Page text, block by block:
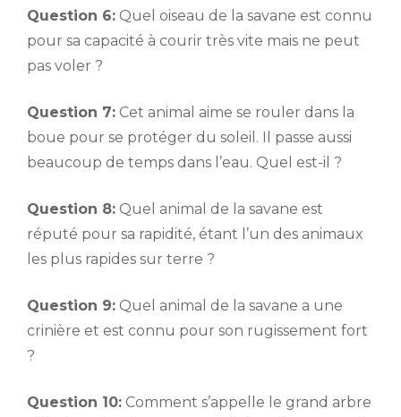
Question 6: Quel oiseau de la savane est connu
pour sa capacité à courir très vite mais ne peut
pas voler ?
Question 7: Cet animal aime se rouler dans la
boue pour se protéger du soleil. Il passe aussi
beaucoup de temps dans l’eau. Quel est-il ?
Question 8: Quel animal de la savane est
réputé pour sa rapidité, étant l’un des animaux
les plus rapides sur terre ?
Question 9: Quel animal de la savane a une
crinière et est connu pour son rugissement fort
?
Question 10: Comment s’appelle le grand arbre